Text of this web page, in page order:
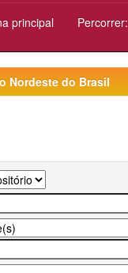
principal Percorrer:
Nordeste do Brasil